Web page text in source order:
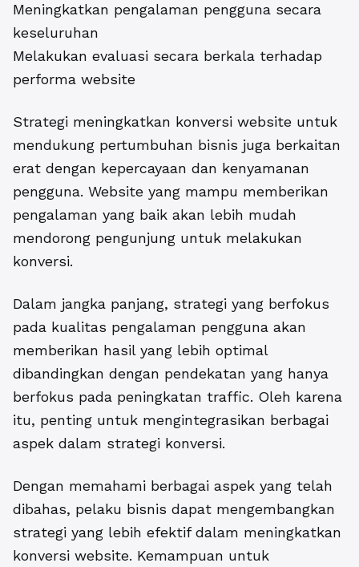
Meningkatkan pengalaman pengguna secara
keseluruhan
Melakukan evaluasi secara berkala terhadap
performa website
Strategi meningkatkan konversi website untuk
mendukung pertumbuhan bisnis juga berkaitan
erat dengan kepercayaan dan kenyamanan
pengguna. Website yang mampu memberikan
pengalaman yang baik akan lebih mudah
mendorong pengunjung untuk melakukan
konversi.
Dalam jangka panjang, strategi yang berfokus
pada kualitas pengalaman pengguna akan
memberikan hasil yang lebih optimal
dibandingkan dengan pendekatan yang hanya
berfokus pada peningkatan traffic. Oleh karena
itu, penting untuk mengintegrasikan berbagai
aspek dalam strategi konversi.
Dengan memahami berbagai aspek yang telah
dibahas, pelaku bisnis dapat mengembangkan
strategi yang lebih efektif dalam meningkatkan
konversi website. Kemampuan untuk